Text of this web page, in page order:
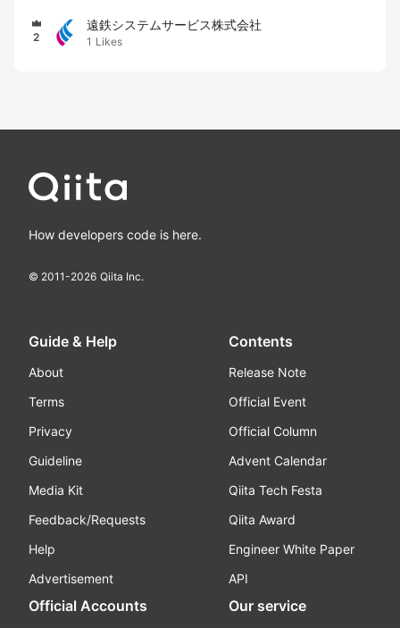
2
遠鉄システムサービス株式会社
1 Likes
How developers code is here.
© 2011-2026 Qiita Inc.
Guide & Help
About
Terms
Privacy
Guideline
Media Kit
Feedback/Requests
Help
Advertisement
Contents
Release Note
Official Event
Official Column
Advent Calendar
Qiita Tech Festa
Qiita Award
Engineer White Paper
API
Official Accounts Our service